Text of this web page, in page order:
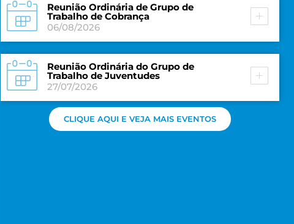
Reunião Ordinária de Grupo de
Trabalho de Cobrança
06/08/2026
Reunião Ordinária do Grupo de
Trabalho de Juventudes
27/07/2026
CLIQUE AQUI E VEJA MAIS EVENTOS